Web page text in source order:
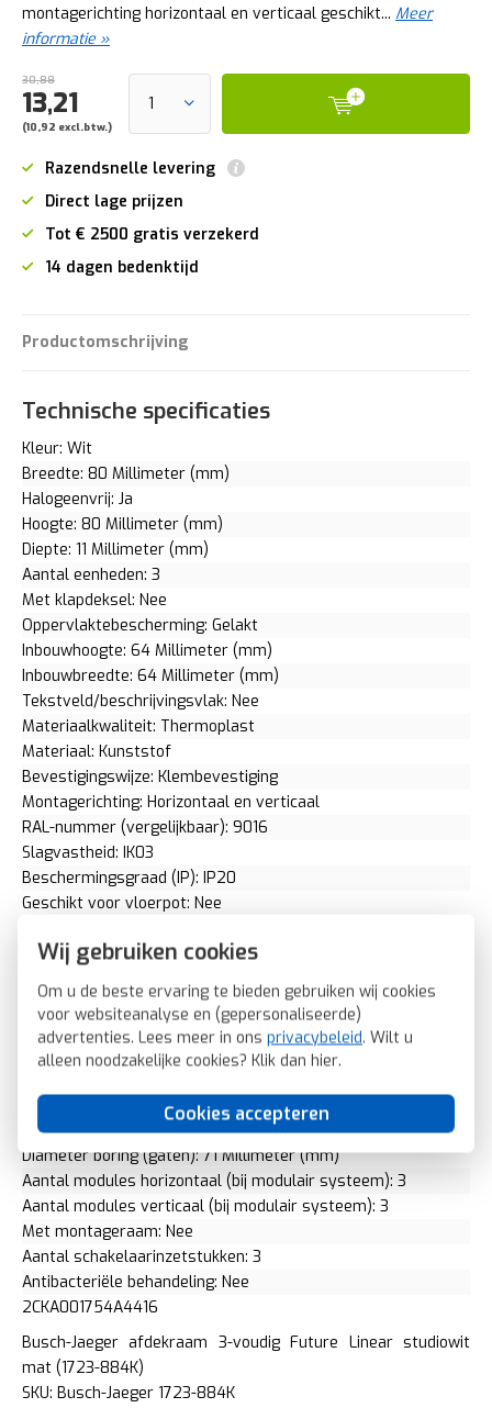
Wij gebruiken cookies
Om u de beste ervaring te bieden gebruiken wij cookies
voor websiteanalyse en (gepersonaliseerde)
advertenties. Lees meer in ons privacybeleid. Wilt u
alleen noodzakelijke cookies? Klik dan hier.
Cookies accepteren
montagerichting horizontaal en verticaal geschikt... Meer
informatie »
30,88
13,21
(10,92 excl.btw.)
Razendsnelle levering
Direct lage prijzen
Tot € 2500 gratis verzekerd
14 dagen bedenktijd
Productomschrijving
Technische specificaties
Kleur: Wit
Breedte: 80 Millimeter (mm)
Halogeenvrij: Ja
Hoogte: 80 Millimeter (mm)
Diepte: 11 Millimeter (mm)
Aantal eenheden: 3
Met klapdeksel: Nee
Oppervlaktebescherming: Gelakt
Inbouwhoogte: 64 Millimeter (mm)
Inbouwbreedte: 64 Millimeter (mm)
Tekstveld/beschrijvingsvlak: Nee
Materiaalkwaliteit: Thermoplast
Materiaal: Kunststof
Bevestigingswijze: Klembevestiging
Montagerichting: Horizontaal en verticaal
RAL-nummer (vergelijkbaar): 9016
Slagvastheid: IK03
Beschermingsgraad (IP): IP20
Geschikt voor vloerpot: Nee
Uitvoering oppervlakte: Mat
Geschikt voor wandgoot: Ja
Geschikt voor inbouwinstallatie (stucwerk): Ja
Bondige uitvoering: Nee
Geschikt voor inbouwinstallatie (geen stucwerk): Nee
Aantal eenheden horizontaal: 3
Aantal eenheden verticaal: 3
Diameter boring (gaten): 71 Millimeter (mm)
Aantal modules horizontaal (bij modulair systeem): 3
Aantal modules verticaal (bij modulair systeem): 3
Met montageraam: Nee
Aantal schakelaarinzetstukken: 3
Antibacteriële behandeling: Nee
2CKA001754A4416
Busch-Jaeger afdekraam 3-voudig Future Linear studiowit
mat (1723-884K)
SKU: Busch-Jaeger 1723-884K